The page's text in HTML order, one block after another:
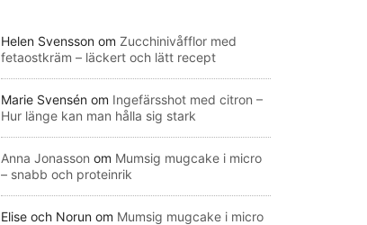
Helen Svensson om Zucchinivåfflor med
fetaostkräm – läckert och lätt recept
Marie Svensén om Ingefärsshot med citron –
Hur länge kan man hålla sig stark
Anna Jonasson om Mumsig mugcake i micro
– snabb och proteinrik
Elise och Norun om Mumsig mugcake i micro